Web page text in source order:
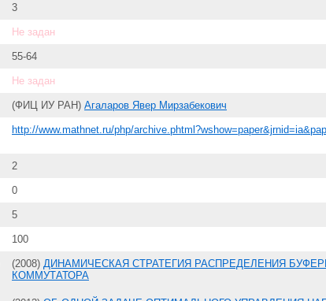
3
Не задан
55-64
Не задан
(ФИЦ ИУ РАН) Агаларов Явер Мирзабекович
http://www.mathnet.ru/php/
2
0
5
100
(2008) ДИНАМИЧЕСКАЯ СТРАТЕГИЯ РАСПРЕДЕЛЕНИЯ
КОММУТАТОРА